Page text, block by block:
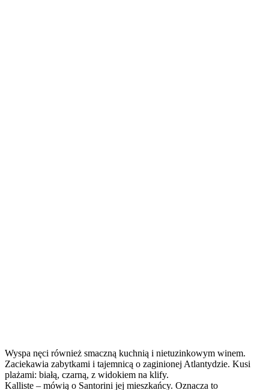
Wyspa nęci również smaczną kuchnią i nietuzinkowym winem.
Zaciekawia zabytkami i tajemnicą o zaginionej Atlantydzie. Kusi
plażami: białą, czarną, z widokiem na klify.
Kalliste – mówią o Santorini jej mieszkańcy. Oznacza to